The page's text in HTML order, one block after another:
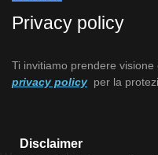
Privacy policy
Ti invitiamo prendere visione
privacy policy per la
Disclaimer